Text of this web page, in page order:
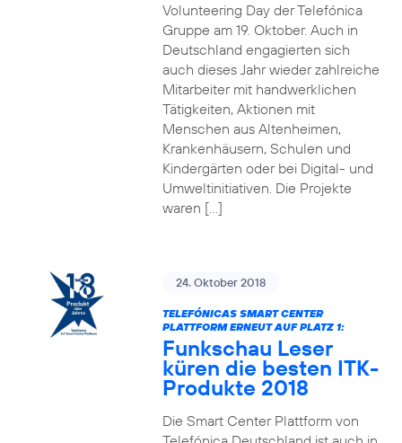
Volunteering Day der Telefónica
Gruppe am 19. Oktober. Auch in
Deutschland engagierten sich
auch dieses Jahr wieder zahlreiche
Mitarbeiter mit handwerklichen
Tätigkeiten, Aktionen mit
Menschen aus Altenheimen,
Krankenhäusern, Schulen und
Kindergärten oder bei Digital- und
Umweltinitiativen. Die Projekte
waren […]
24. Oktober 2018
TELEFÓNICAS SMART CENTER
PLATTFORM ERNEUT AUF PLATZ 1:
Funkschau Leser
küren die besten ITK-
Produkte 2018
Die Smart Center Plattform von